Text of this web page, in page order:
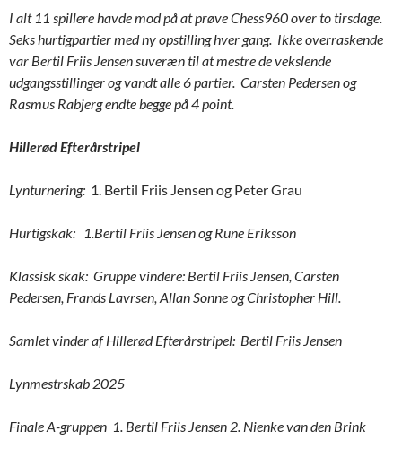
I alt 11 spillere havde mod på at prøve Chess960 over to tirsdage.
Seks hurtigpartier med ny opstilling hver gang. Ikke overraskende
var Bertil Friis Jensen suveræn til at mestre de vekslende
udgangsstillinger og vandt alle 6 partier. Carsten Pedersen og
Rasmus Rabjerg endte begge på 4 point.
Hillerød Efterårstripel
Lynturnering: 1. Bertil Friis Jensen og Peter Grau
Hurtigskak: 1.Bertil Friis Jensen og Rune Eriksson
Klassisk skak: Gruppe vindere: Bertil Friis Jensen, Carsten
Pedersen, Frands Lavrsen, Allan Sonne og Christopher Hill.
Samlet vinder af Hillerød Efterårstripel: Bertil Friis Jensen
Lynmestrskab 2025
Finale A-gruppen 1. Bertil Friis Jensen 2. Nienke van den Brink